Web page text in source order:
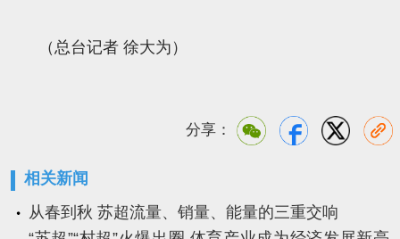
（总台记者 徐大为）
分享：
相关新闻
从春到秋 苏超流量、销量、能量的三重交响